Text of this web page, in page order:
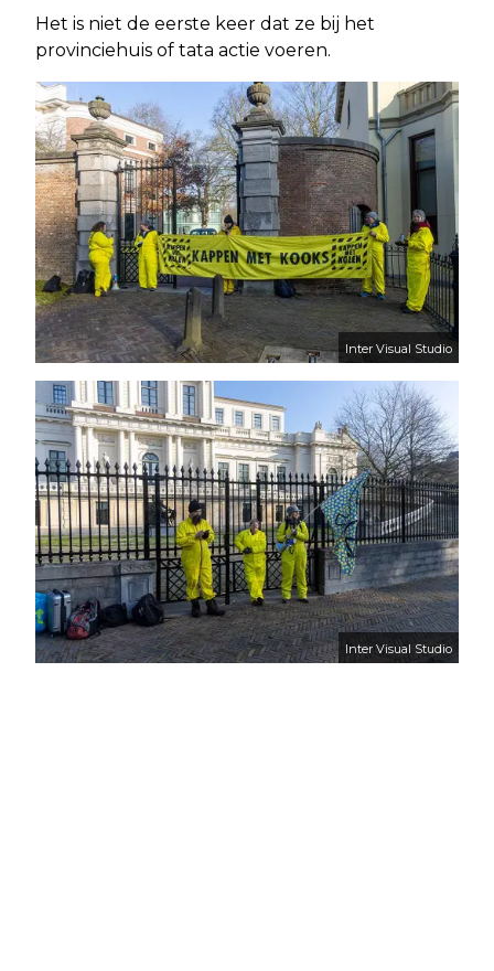
Het is niet de eerste keer dat ze bij het
provinciehuis of tata actie voeren.
Inter Visual Studio
Inter Visual Studio